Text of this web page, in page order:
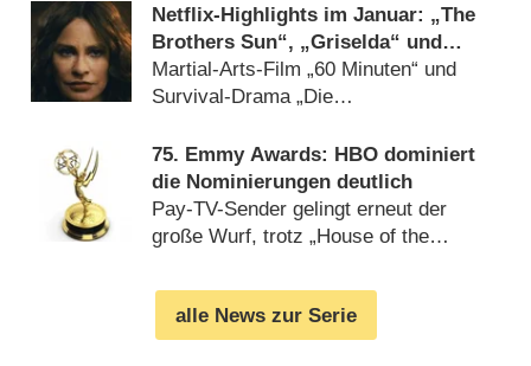
Netflix-Highlights im Januar: „The
Brothers Sun“, „Griselda“ und
„Masters of the Universe:
Revolution“
Martial-Arts-Film „60 Minuten“ und
Survival-Drama „Die
75. Emmy Awards: HBO dominiert
die Nominierungen deutlich
Pay-TV-Sender gelingt erneut der
große Wurf, trotz „House of the
alle News zur Serie